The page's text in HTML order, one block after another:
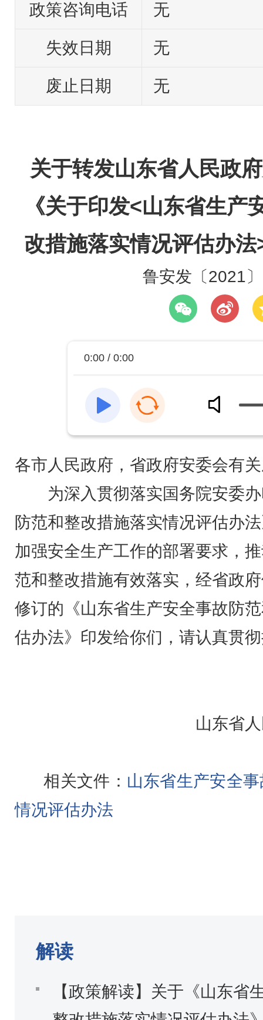
政策咨询电话 无
失效日期 无
废止日期 无
关于转发山东省人民政
《关于印发<山东省生产
改措施落实情况评估办
鲁安发〔2021
0:00 / 0:00
各市人民政府，省政府安委会有
为深入贯彻落实国务院安委办
防范和整改措施落实情况评估办
加强安全生产工作的部署要求，
范和整改措施有效落实，经省政
修订的《山东省生产安全事故防
估办法》印发给你们，请认真贯
山东省
相关文件： 山东省生产安全
情况评估办法
解读
【政策解读】关于《山东省